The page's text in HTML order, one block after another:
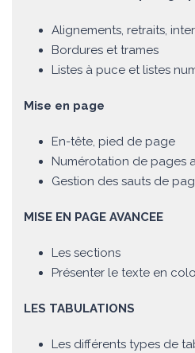
Alignements, retraits,
Bordures et trames
Listes à puce et listes
Mise en page
En-tête, pied de page
Numérotation de pages
Gestion des sauts de
MISE EN PAGE AVANCEE
Les sections
Présenter le texte en
LES TABULATIONS
Les différents types de